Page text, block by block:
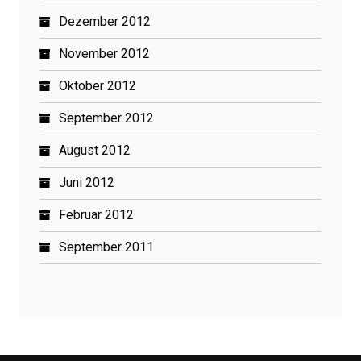
Dezember 2012
November 2012
Oktober 2012
September 2012
August 2012
Juni 2012
Februar 2012
September 2011